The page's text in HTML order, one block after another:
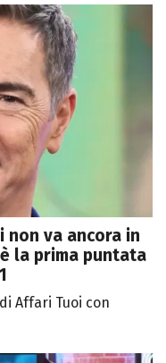
non va ancora in
la prima puntata
Affari Tuoi con